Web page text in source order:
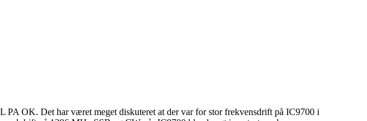
OK. Det har været meget diskuteret at der var for stor frekvensdrift på IC9700 i